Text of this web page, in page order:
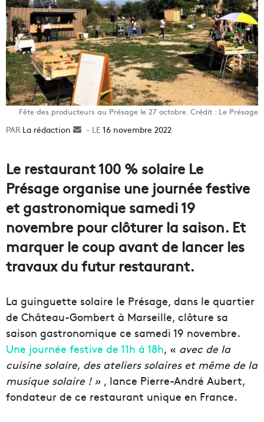
Fête des producteurs au Présage le 27 octobre. Crédit : Le Présage
La rédaction
Envoyer16 novembre 2022
Le restaurant 100 % solaire Le
Présage organise une journée festive
et gastronomique samedi 19
novembre pour clôturer la saison. Et
marquer le coup avant de lancer les
travaux du futur restaurant.
La guinguette solaire le Présage, dans le quartier
de Château-Gombert à Marseille, clôture sa
saison gastronomique ce samedi 19 novembre.
Une journée festive de 11h à 18h, « avec de la
cuisine solaire, des ateliers solaires et même de la
musique solaire ! » , lance Pierre-André Aubert,
fondateur de ce restaurant unique en France.